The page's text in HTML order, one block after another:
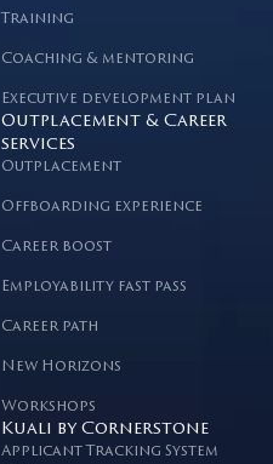
Training
Coaching & mentoring
Executive development plan
Outplacement & Career
services
Outplacement
Offboarding experience
Career boost
Employability fast pass
Career path
New Horizons
Workshops
Kuali by Cornerstone
Applicant Tracking System